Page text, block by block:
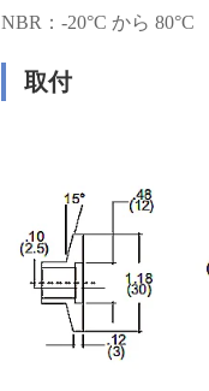
NBR：-20°C から 80°C
取付